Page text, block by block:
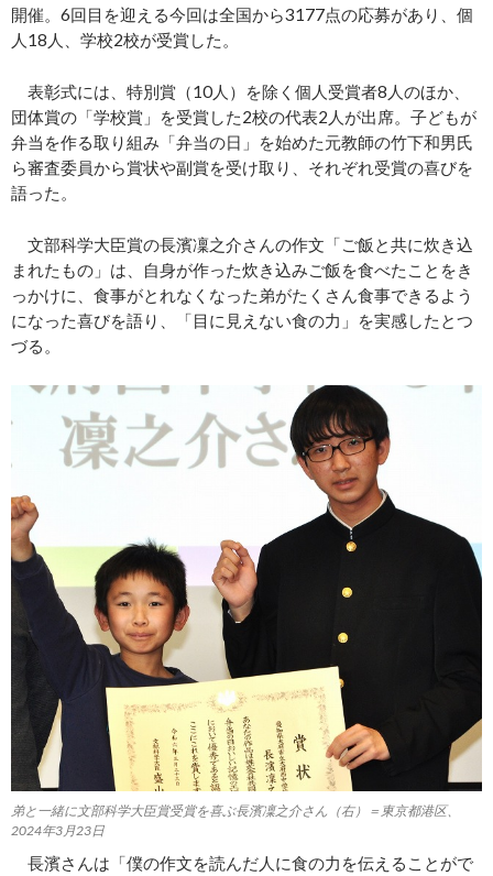
開催。6回目を迎える今回は全国から3177点の応募があり、個
人18人、学校2校が受賞した。
表彰式には、特別賞（10人）を除く個人受賞者8人のほか、
団体賞の「学校賞」を受賞した2校の代表2人が出席。子どもが
弁当を作る取り組み「弁当の日」を始めた元教師の竹下和男氏
ら審査委員から賞状や副賞を受け取り、それぞれ受賞の喜びを
語った。
文部科学大臣賞の長濱凜之介さんの作文「ご飯と共に炊き込
まれたもの」は、自身が作った炊き込みご飯を食べたことをき
っかけに、食事がとれなくなった弟がたくさん食事できるよう
になった喜びを語り、「目に見えない食の力」を実感したとつ
づる。
弟と一緒に文部科学大臣賞受賞を喜ぶ長濱凜之介さん（右）＝東京都港区、
2024年3月23日
長濱さんは「僕の作文を読んだ人に食の力を伝えることがで